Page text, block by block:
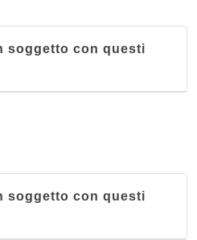
soggetto con questi
soggetto con questi